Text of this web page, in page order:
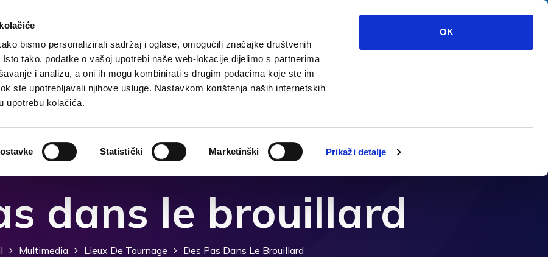
bismo personalizirali sadržaj i oglase, omogućili značajke društvenih
tako, podatke o vašoj upotrebi naše web-lokacije dijelimo s partnerima
i analizu, a oni ih mogu kombinirati s drugim podacima koje ste im
ste upotrebljavali njihove usluge. Nastavkom korištenja naših internetskih
upotrebu kolačića.
Statistički Marketinški Prikaži detalje
OK
Destination Hebergement Que faire? Que voir?
dans le brouillard
Multimedia Lieux De Tournage Des Pas Dans Le Brouillard